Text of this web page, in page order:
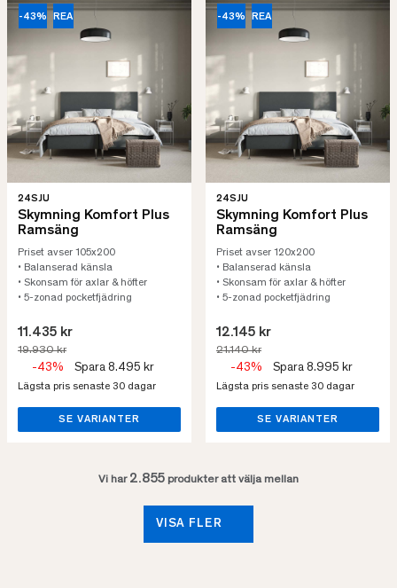
-43% REA
24SJU
Skymning Komfort Plus
Ramsäng
Priset avser 105x200
• Balanserad känsla
• Skonsam för axlar & höfter
• 5-zonad pocketfjädring
11.435 kr
19.930 kr
-43% Spara 8.495 kr
Lägsta pris senaste 30 dagar
SE VARIANTER
-43% REA
24SJU
Skymning Komfort Plus
Ramsäng
Priset avser 120x200
• Balanserad känsla
• Skonsam för axlar & höfter
• 5-zonad pocketfjädring
12.145 kr
21.140 kr
-43% Spara 8.995 kr
Lägsta pris senaste 30 dagar
SE VARIANTER
Vi har 2.855 produkter att välja mellan
VISA FLER